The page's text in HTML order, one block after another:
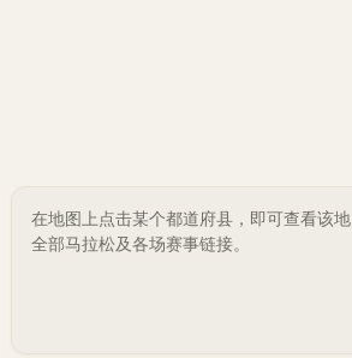
在地图上点击某个都道府县，即可查看该地
全部马拉松及各场赛事链接。